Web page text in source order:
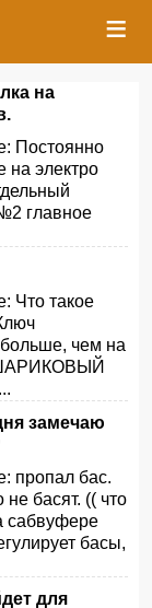
≡
на
Постоянно
на электро
главное
Что такое
чем на
ШАРИКОВЫЙ
замечаю
пропал бас.
басят. (( что
сабвуфере
басы,
для